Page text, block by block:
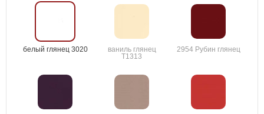
белый глянец 3020
ваниль глянец
T1313
2954 Рубин глянец